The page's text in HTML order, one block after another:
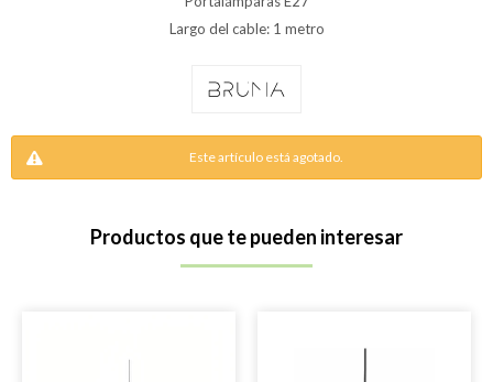
Largo del cable: 1 metro
Este artículo está agotado.
Productos que te pueden interesar